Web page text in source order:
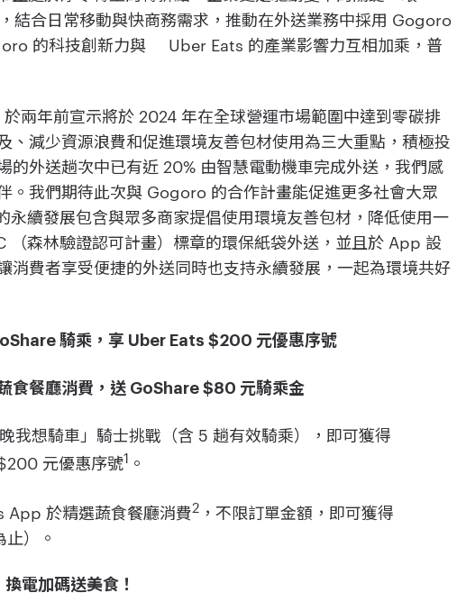
結合日常移動與快商務需求，推動在外送業務中採用 Gogoro
的科技創新力與 Uber Eats 的產業影響力互相加乘，普
兩年前宣示將於 2024 年在全球營運市場範圍中達到零碳排
、減少資源浪費和促進環境友善包材使用為三大重點，積極投
的外送趟次中已有近 20% 由智慧電動機車完成外送，我們感
。我們期待此次與 Gogoro 的合作計畫能促進更多社會大眾
續發展包含與眾多商家提倡使用環境友善包材，降低使用一
（森林驗證認可計畫）標章的環保紙袋外送，並且於 App 設
消費者享受便捷的外送同時也支持永續發展，一起為環境共好
騎乘，享 Uber Eats $200 元優惠序號
食餐廳消費，送 GoShare $80 元騎乘金
我想騎車」騎士挑戰（含 5 趟有效騎乘），即可獲得
元優惠序號1 。
於精選蔬食餐廳消費2 ，不限訂單金額，即可獲得
）。
換電加碼送美食！